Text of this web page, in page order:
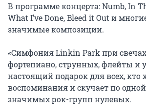
В программе концерта: Numb, In
What I’ve Done, Bleed it Out и
значимые композиции.
«Симфония Linkin Park при
фортепиано, струнных, флейты и
настоящий подарок для всех, кто
воспоминания и скучает по
значимых рок-групп нулевых.